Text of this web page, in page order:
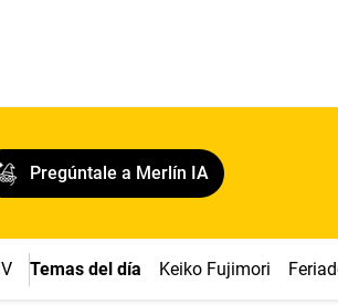
Pregúntale a Merlín IA
Temas del día Keiko Fujimori